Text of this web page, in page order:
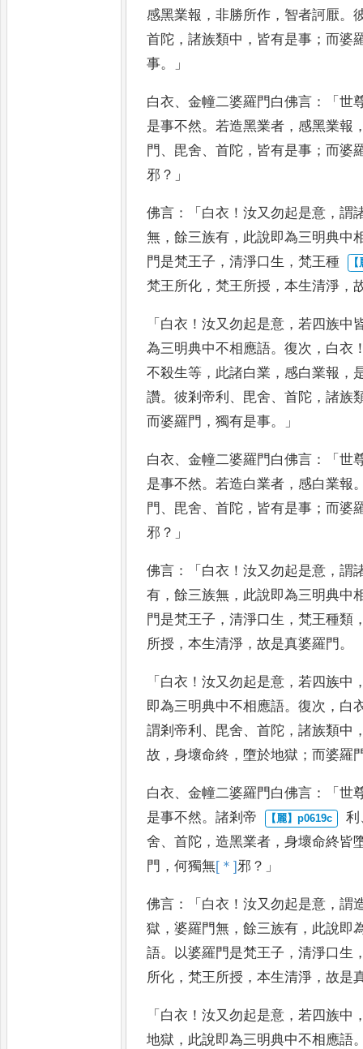
感黑業報 ，非勝所作 ， 智者訶厭。
首陀 ，諸族類中 ， 皆有是事 ； 而婆
事。」
白衣、金幢二婆羅門白佛言 ：「世
是事不然。若造黑業者 ， 感黑業報
門 、 毘舍、首陀 ， 皆有是事 ； 而婆
邪 ？」
佛言 ：「 白衣 ！汝又勿起是意 ，謂
無 ，餘三族有 ， 此說即為三明典中
門是梵王子 ，清淨口生 ，梵王種
梵王所化 ，梵王所授 ，本生清淨 ，
「 白衣 ！汝又勿起是意 ，若四族中
為三明典中不相應語。復次 ， 白衣
不殺生等 ， 此諸白業 ， 感白業報 ，
讚。彼剎帝利 、 毘舍、首陀 ，諸族
而婆羅門 ，獨有是事。」
白衣、金幢二婆羅門白佛言 ：「世
是事不然。若造白業者 ， 感白業報
門 、 毘舍、首陀 ， 皆有是事 ； 而婆
邪 ？」
佛言 ：「 白衣 ！汝又勿起是意 ，謂
有 ，餘三族無 ， 此說即為三明典中
門是梵王子 ，清淨口生 ，梵王種類
所授 ，本生清淨 ，故是真婆羅門。
「 白衣 ！汝又勿起是意 ，若四族中
即為三明典中不相應語。復次 ， 白
謂剎帝利 、 毘舍、首陀 ，諸族類中
故 ，身壞命終 ，墮於地獄 ； 而婆羅
白衣、金幢二婆羅門白佛言 ：「世
是事不然。諸剎帝 利
舍、首陀 ，造黑業者 ，身壞命終皆
門 ，何獨無[＊]邪 ？」
佛言 ：「 白衣 ！汝又勿起是意 ，謂
獄 ，婆羅門無 ，餘三族有 ， 此說即
語。 以婆羅門是梵王子 ，清淨口生
所化 ，梵王所授 ，本生清淨 ，故是
「 白衣 ！汝又勿起是意 ，若四族中
地獄 ， 此說即為三明典中不相應語